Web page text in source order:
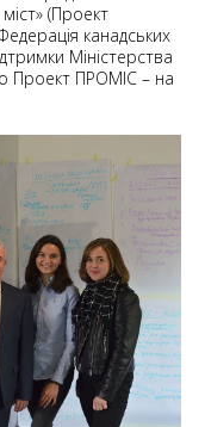
(Проект
канадських
Міністерства
Проект ПРОМІС – на